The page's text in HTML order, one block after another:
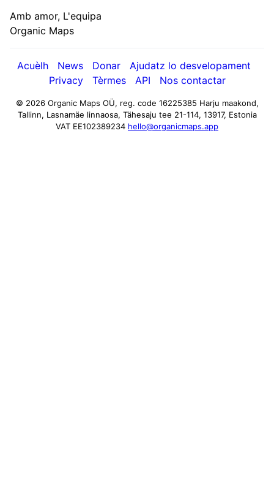
Amb amor, L'equipa
Organic Maps
Acuèlh News Donar
Ajudatz lo desvelopament
Privacy
Tèrmes API Nos contactar
© 2026 Organic Maps OÜ, reg. code 16225385 Harju maakond,
Tallinn, Lasnamäe linnaosa, Tähesaju tee 21-114, 13917, Estonia
VAT EE102389234 hello@organicmaps.app